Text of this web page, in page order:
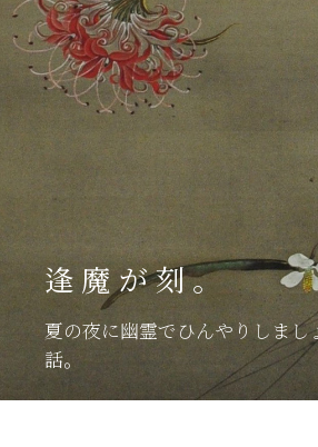
逢魔が刻。
夏の夜に幽霊でひんやりしまし
話。